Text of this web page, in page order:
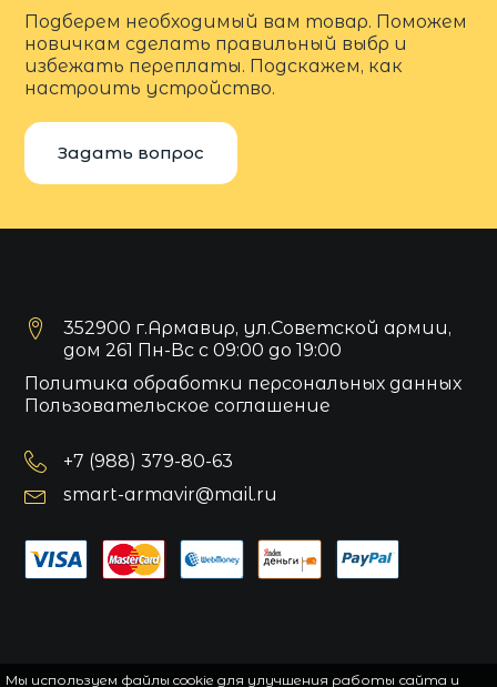
Подберем необходимый вам товар. Поможем
новичкам сделать правильный выбр и
избежать переплаты. Подскажем, как
настроить устройство.
Задать вопрос
352900 г.Армавир, ул.Советской армии,
дом 261 Пн-Вс с 09:00 до 19:00
Политика обработки персональных данных
Пользовательское соглашение
+7 (988) 379-80-63
smart-armavir@mail.ru
Мы используем файлы cookie для улучшения работы сайта и